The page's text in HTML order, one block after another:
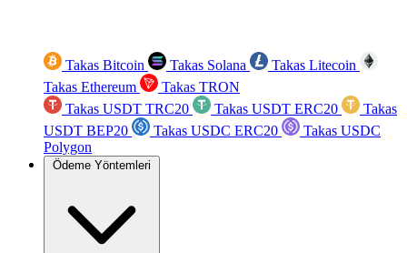
Takas Bitcoin Takas Solana
Takas Litecoin
Takas Ethereum
Takas TRON
Takas USDT TRC20
Takas USDT ERC20
Takas
USDT BEP20
Takas USDC ERC20
Takas USDC
Polygon
Ödeme Yöntemleri